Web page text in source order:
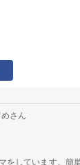
さん
をしています。簡